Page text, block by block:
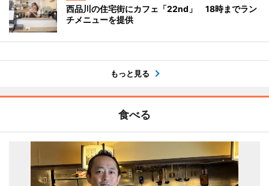
西品川の住宅街にカフェ「22nd」 18時までラン
チメニューを提供
もっと見る
食べる